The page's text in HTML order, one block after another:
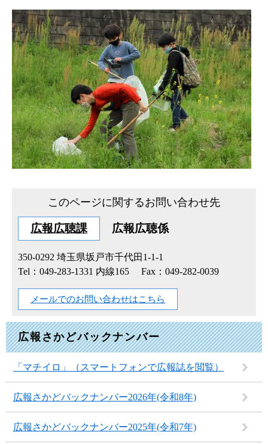
このページに関するお問い合わせ先
広報広聴課 広報広聴係
350-0292 埼玉県坂戸市千代田1-1-1
Tel：049-283-1331 内線165
Fax：049-282-0039
メールでのお問い合わせはこちら
広報さかどバックナンバー
「マチイロ」（スマートフォンで広報誌を閲覧）
広報さかどバックナンバー2026年(令和8年)
広報さかどバックナンバー2025年(令和7年)